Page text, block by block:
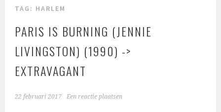
TAG: HARLEM
PARIS IS BURNING (JENNIE
LIVINGSTON) (1990) ->
EXTRAVAGANT
22 februari 2017 Een reactie plaatsen